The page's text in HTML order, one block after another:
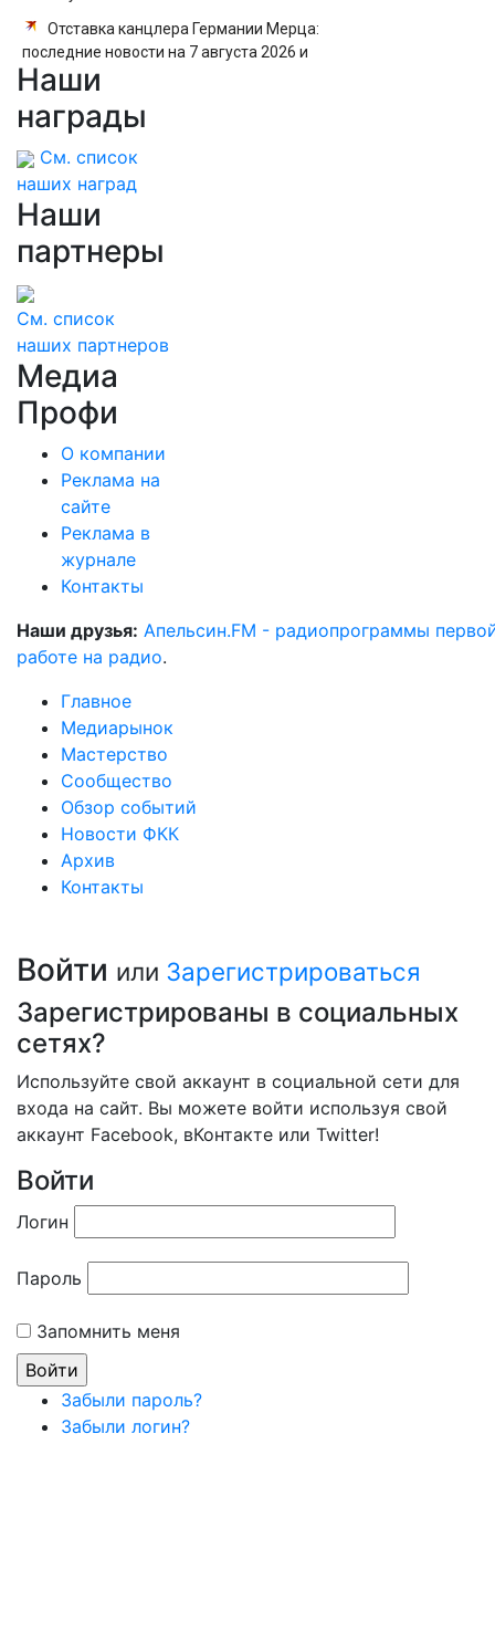
Отставка канцлера Германии Мерца:
последние новости на 7 августа 2026 и
прогнозы
Наши
награды
См. список
наших наград
Наши
партнеры
См. список
наших партнеров
Медиа
Профи
О компании
Реклама на
сайте
Реклама в
журнале
Контакты
Наши друзья: Апельсин.FM - радиопрограммы
работе на радио.
Главное
Медиарынок
Мастерство
Сообщество
Обзор событий
Новости ФКК
Архив
Контакты
Войти или Зарегистрироваться
Зарегистрированы в социальных
сетях?
Используйте свой аккаунт в социальной сети для
входа на сайт. Вы можете войти используя свой
аккаунт Facebook, вКонтакте или Twitter!
Войти
Логин
Пароль
Запомнить меня
Забыли пароль?
Забыли логин?